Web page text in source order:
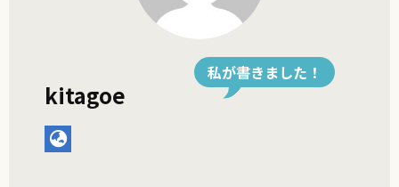
私が書きました！
kitagoe